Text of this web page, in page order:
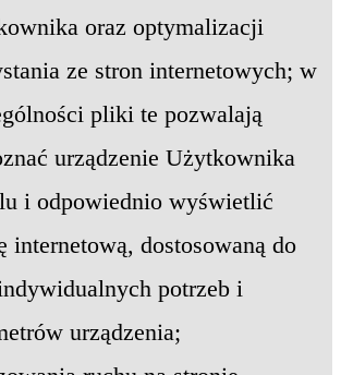
oraz optymalizacji
ze stron internetowych; w
pliki te pozwalają
urządzenie Użytkownika
i odpowiednio wyświetlić
internetową, dostosowaną do
potrzeb i
urządzenia;